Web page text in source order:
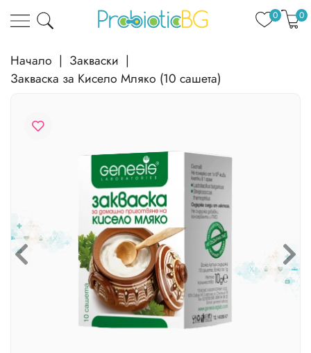
0 0
Начало | Закваски |
Закваска за Кисело Мляко (10 сашета)